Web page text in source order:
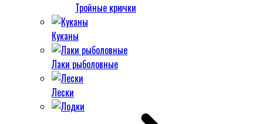
Тройные крючки
Куканы
Лаки рыболовные
Лески